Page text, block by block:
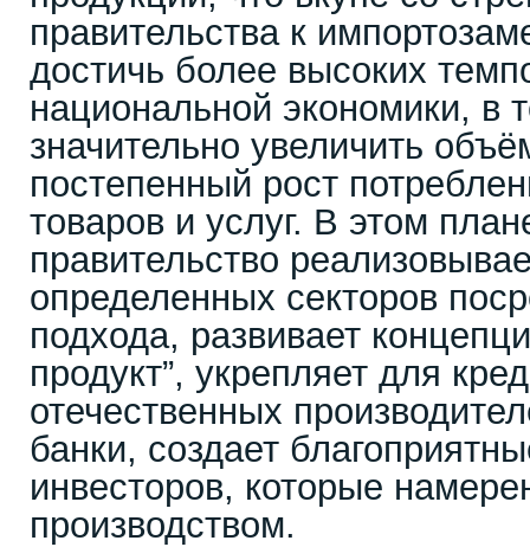
правительства к
достичь более высоких
национальной экономики, в
значительно увеличить
постепенный рост
товаров и услуг. В этом
правительство
определенных секторов
подхода, развивает
продукт”, укрепляет для
отечественных
банки, создает
инвесторов, которые
производством.